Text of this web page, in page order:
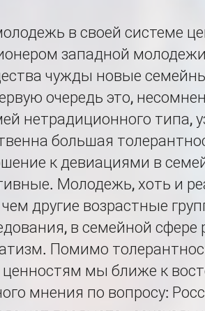
в своей системе
западной
чужды новые
очередь это,
нетрадиционного типа,
большая
к девиациями в
Молодежь, хоть и
другие возрастные
в семейной сфере
Помимо
мы ближе к
мнения по вопросу: